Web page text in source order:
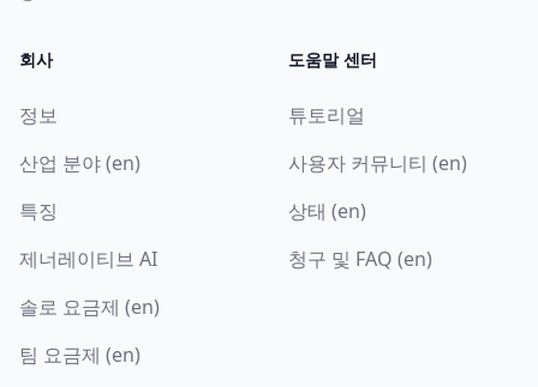
회사
정보
산업 분야 (en)
특징
제너레이티브 AI
솔로 요금제 (en)
팀 요금제 (en)
도움말 센터
튜토리얼
사용자 커뮤니티 (en)
상태 (en)
청구 및 FAQ (en)